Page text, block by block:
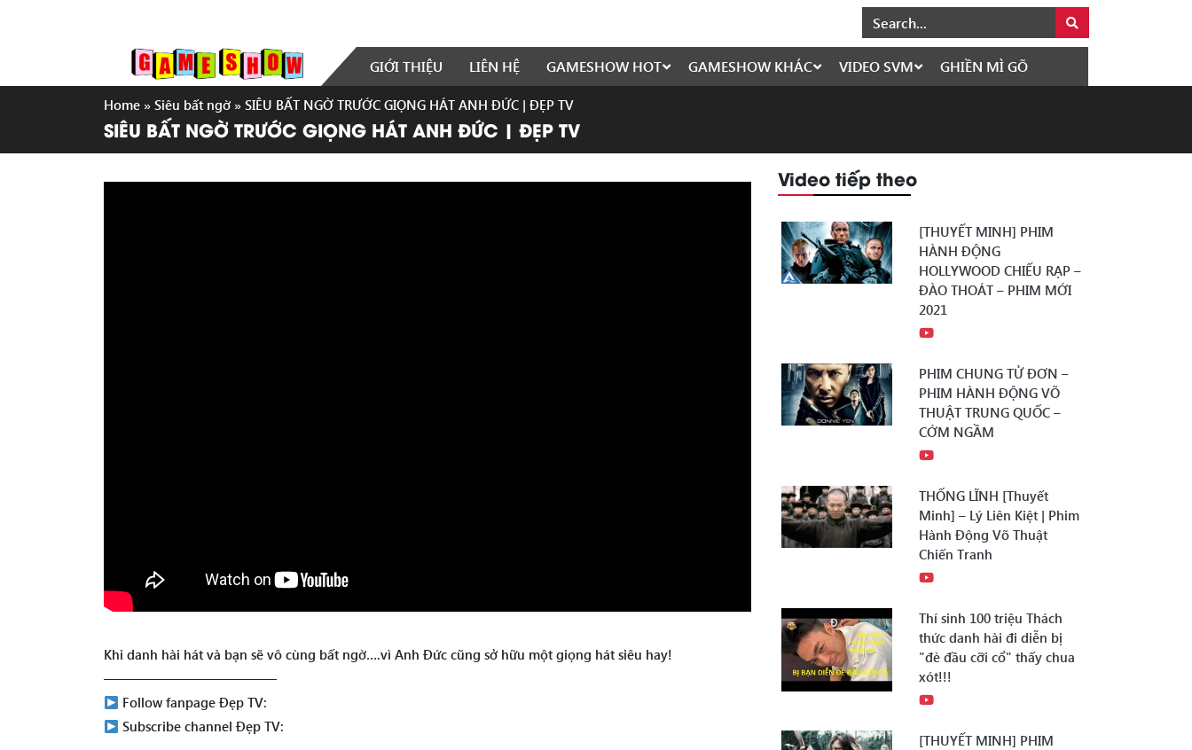
GIỚI THIỆU LIÊN HỆ GAMESHOW HOT GAMESHOW KHÁC VIDEO SVM GHIỀN MÌ GÕ
Home » Siêu bất ngờ » SIÊU BẤT NGỜ TRƯỚC GIỌNG HÁT ANH ĐỨC | ĐẸP TV
SIÊU BẤT NGỜ TRƯỚC GIỌNG HÁT ANH ĐỨC | ĐẸP TV
Khi danh hài hát và bạn sẽ vô cùng bất ngờ….vì Anh Đức cũng sở hữu một giọng hát siêu hay!
—————————————
Follow fanpage Đẹp TV:
Subscribe channel Đẹp TV:
Video tiếp theo
[THUYẾT MINH] PHIM
HÀNH ĐỘNG
HOLLYWOOD CHIẾU RẠP –
ĐÀO THOÁT – PHIM MỚI
2021
PHIM CHUNG TỬ ĐƠN –
PHIM HÀNH ĐỘNG VÕ
THUẬT TRUNG QUỐC –
CỚM NGẦM
THỐNG LĨNH [Thuyết
Minh] – Lý Liên Kiệt | Phim
Hành Động Võ Thuật
Chiến Tranh
Thí sinh 100 triệu Thách
thức danh hài đi diễn bị
"đè đầu cỡi cổ" thấy chua
xót!!!
[THUYẾT MINH] PHIM